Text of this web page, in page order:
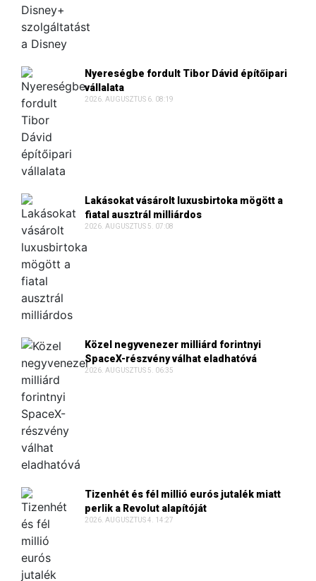
Nyereségbe fordult Tibor Dávid építőipari
vállalata
2026. AUGUSZTUS 6. 08:19
Lakásokat vásárolt luxusbirtoka mögött a
fiatal ausztrál milliárdos
2026. AUGUSZTUS 5. 07:08
Közel negyvenezer milliárd forintnyi
SpaceX-részvény válhat eladhatóvá
2026. AUGUSZTUS 5. 06:35
Tizenhét és fél millió eurós jutalék miatt
perlik a Revolut alapítóját
2026. AUGUSZTUS 4. 14:27